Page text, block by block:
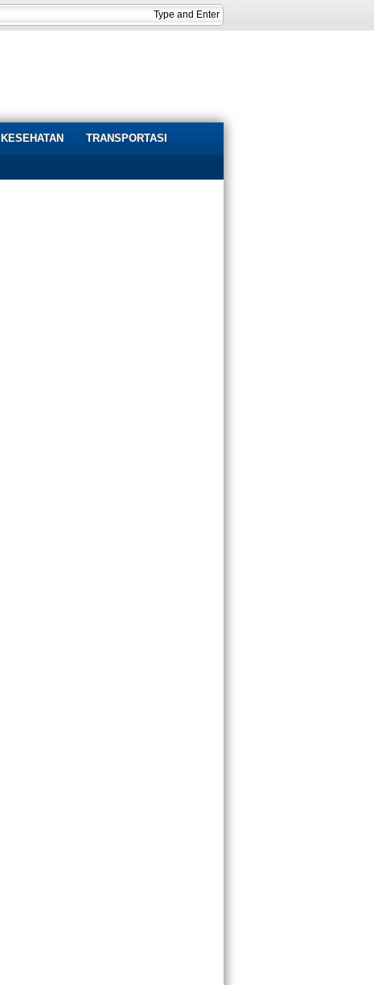
KESEHATAN TRANSPORTASI